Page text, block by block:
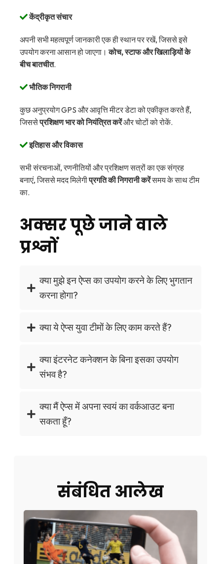
केंद्रीकृत संचार
अपनी सभी महत्वपूर्ण जानकारी एक ही स्थान पर रखें, जिससे इसे
उपयोग करना आसान हो जाएगा।कोच, स्टाफ और खिलाड़ियों के
बीच बातचीत.
भौतिक निगरानी
कुछ अनुप्रयोग GPS और आवृत्ति मीटर डेटा को एकीकृत करते हैं,
जिससेप्रशिक्षण भार को नियंत्रित करेंऔर चोटों को रोकें.
इतिहास और विकास
सभी संरचनाओं, रणनीतियों और प्रशिक्षण सत्रों का एक संग्रह
बनाएं, जिससे मदद मिलेगीप्रगति की निगरानी करेंसमय के साथ टीम
का.
अक्सर पूछे जाने वाले
प्रश्नों
क्या मुझे इन ऐप्स का उपयोग करने के लिए भुगतान
करना होगा?
क्या ये ऐप्स युवा टीमों के लिए काम करते हैं?
क्या इंटरनेट कनेक्शन के बिना इसका उपयोग
संभव है?
क्या मैं ऐप्स में अपना स्वयं का वर्कआउट बना
सकता हूँ?
संबंधित आलेख